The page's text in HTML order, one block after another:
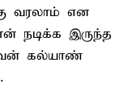
வரலாம் என
நடிக்க இருந்த
பவன் கல்யாண்